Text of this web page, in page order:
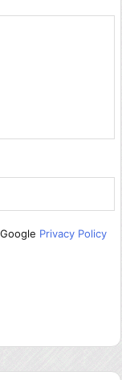
Privacy Policy